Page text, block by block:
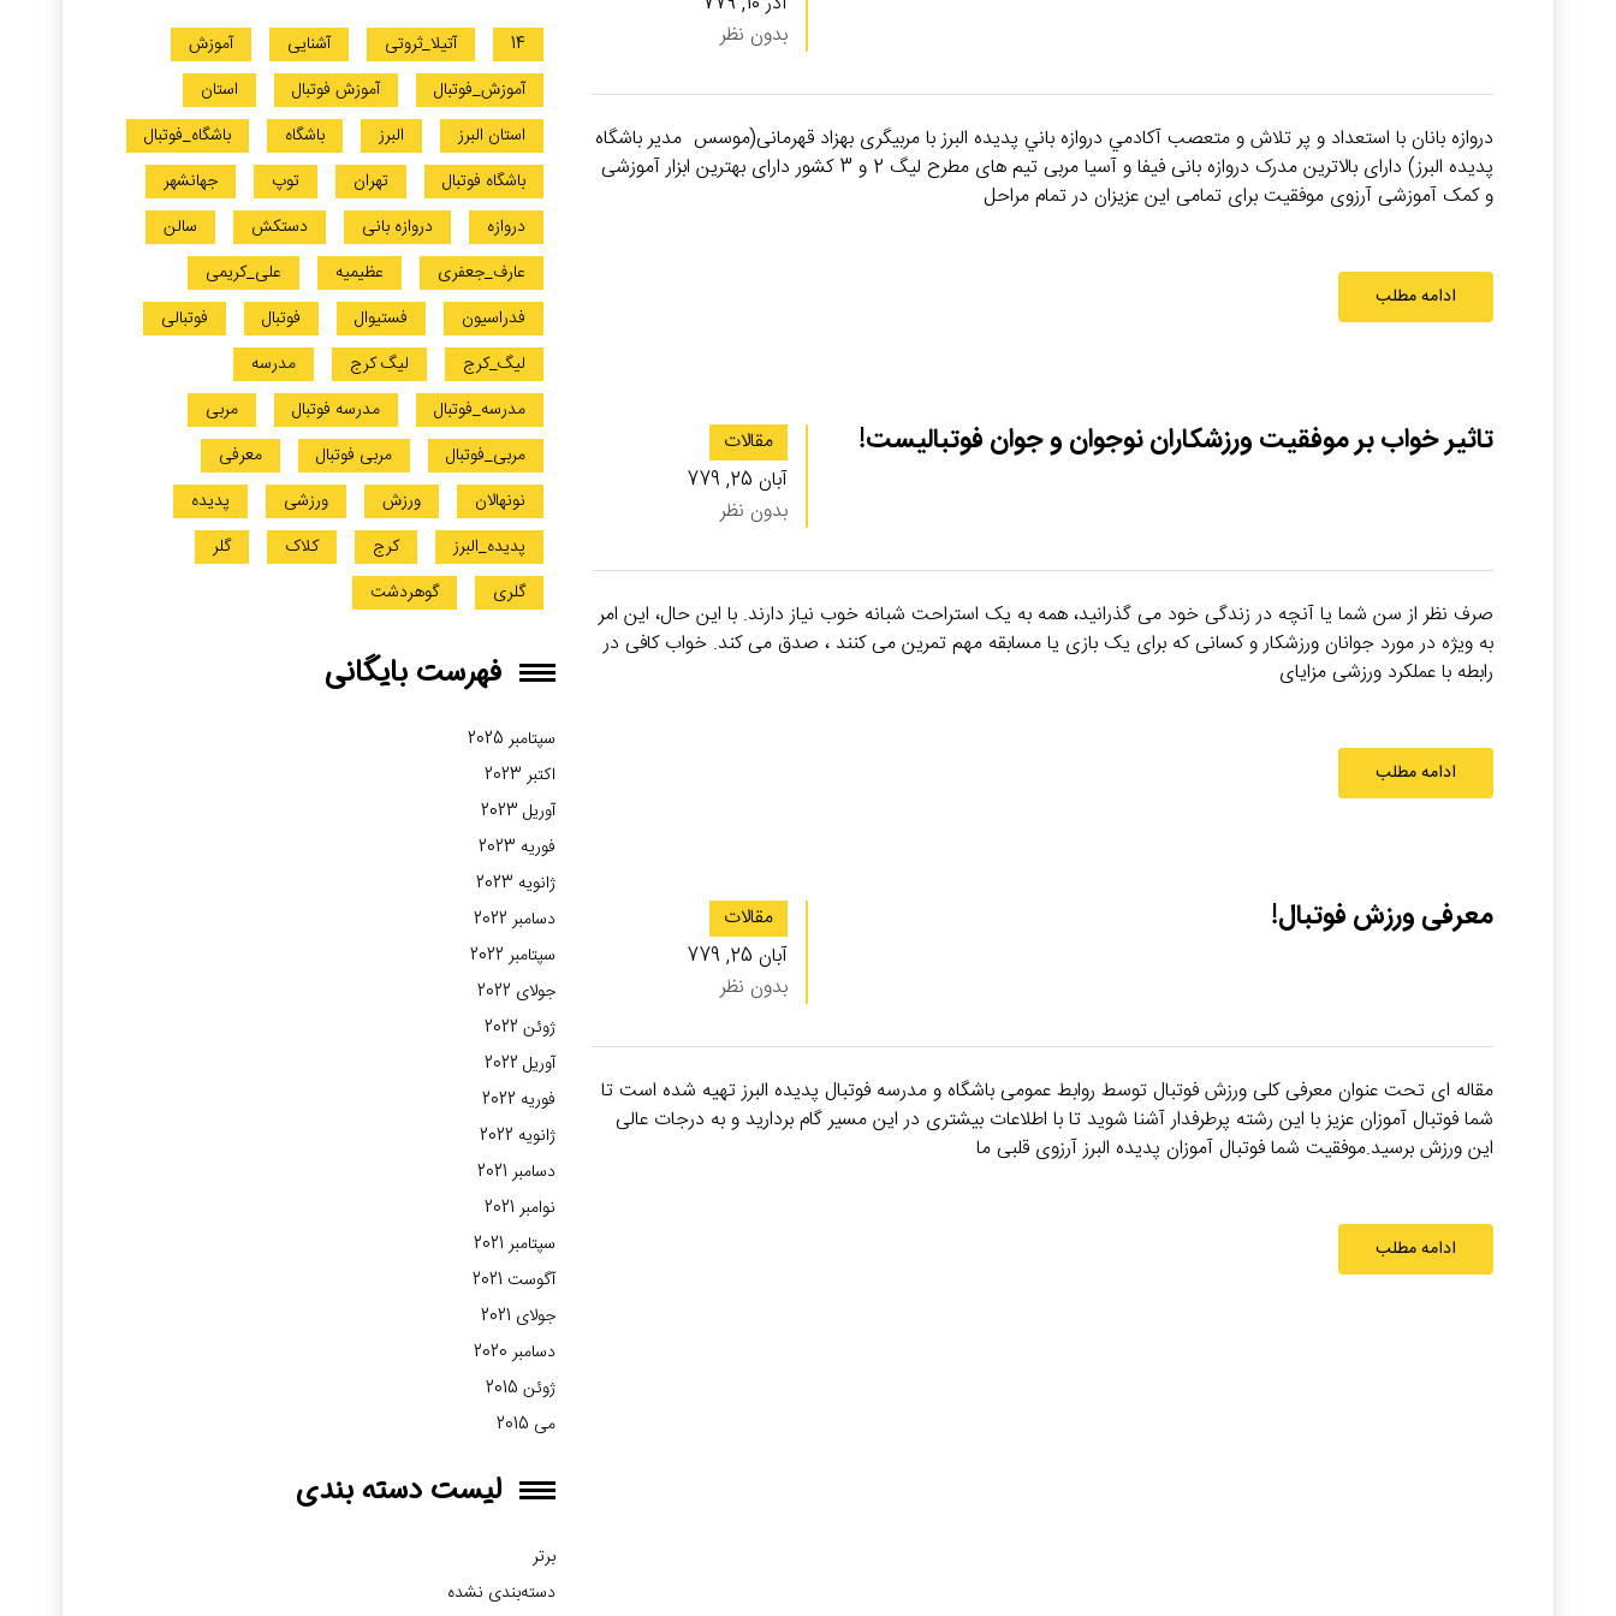
بدون نظر
دروازه بانان با استعداد و پر تلاش و متعصب آكادمي دروازه باني پدیده البرز با مربیگری بهزاد قهرمانی(موسس مدیر باشگاه
پدیده البرز) دارای بالاترین مدرک دروازه بانی فیفا و آسیا مربی تیم های مطرح لیگ 2 و 3 کشور دارای بهترین ابزار آموزشی
و کمک آموزشی آرزوی موفقیت برای تمامی این عزیزان در تمام مراحل
ادامه مطلب
تاثیر خواب بر موفقیت ورزشکاران نوجوان و جوان فوتبالیست!
مقالات
آبان 25, 779
بدون نظر
صرف نظر از سن شما یا آنچه در زندگی خود می گذرانید، همه به یک استراحت شبانه خوب نیاز دارند. با این حال، این امر
به ویژه در مورد جوانان ورزشکار و کسانی که برای یک بازی یا مسابقه مهم تمرین می کنند ، صدق می کند. خواب کافی در
رابطه با عملکرد ورزشی مزایای
ادامه مطلب
معرفی ورزش فوتبال!
مقالات
آبان 25, 779
بدون نظر
مقاله ای تحت عنوان معرفی کلی ورزش فوتبال توسط روابط عمومی باشگاه و مدرسه فوتبال پدیده البرز تهیه شده است تا
شما فوتبال آموزان عزیز با این رشته پرطرفدار آشنا شوید تا با اطلاعات بیشتری در این مسیر گام بردارید و به درجات عالی
این ورزش برسید.موفقیت شما فوتبال آموزان پدیده البرز آرزوی قلبی ما
ادامه مطلب
14 آتیلا_ثروتی آشنایی
آموزش
آموزش_فوتبال
آموزش فوتبال
استان
استان البرز
البرز باشگاه
باشگاه_فوتبال
باشگاه فوتبال
تهران توپ
جهانشهر
دروازه
دروازه بانی دستکش
سالن
عارف_جعفری
عظیمیه
علی_کریمی
فدراسیون
فستیوال فوتبال
فوتبالی
لیگ_کرج
لیگ کرج
مدرسه
مدرسه_فوتبال
مدرسه فوتبال
مربی
مربی_فوتبال
مربی فوتبال
معرفی
نونهالان
ورزش ورزشی
پدیده
پدیده_البرز
کرج کلاک
گلر
گلری
گوهردشت
فهرست بایگانی
سپتامبر 2025
اکتبر 2023
آوریل 2023
فوریه 2023
ژانویه 2023
دسامبر 2022
سپتامبر 2022
جولای 2022
ژوئن 2022
آوریل 2022
فوریه 2022
ژانویه 2022
دسامبر 2021
نوامبر 2021
سپتامبر 2021
آگوست 2021
جولای 2021
دسامبر 2020
ژوئن 2015
می 2015
لیست دسته بندی
برتر
دسته‌بندی نشده